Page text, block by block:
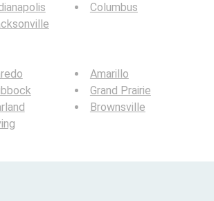
Columbus
Amarillo
Grand Prairie
Brownsville